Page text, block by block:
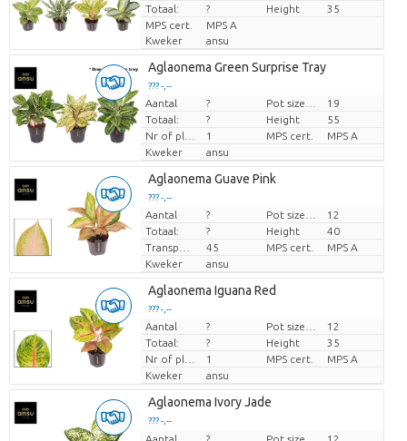
Totaal:
? Height
35
MPS cert.
MPS A
Kweker
ansu
Aglaonema Green Surprise Tray
??? -,--
Prijs per stuk
Aantal ?
19
Totaal:
? Height
55
1 MPS cert.
MPS A
Kweker
ansu
Aglaonema Guave Pink
??? -,--
Prijs per stuk
Aantal ?
12
Totaal:
? Height
40
45 MPS cert.
MPS A
Kweker
ansu
Aglaonema Iguana Red
??? -,--
Prijs per stuk
Aantal ?
12
Totaal:
? Height
35
1 MPS cert.
MPS A
Kweker
ansu
Aglaonema Ivory Jade
??? -,--